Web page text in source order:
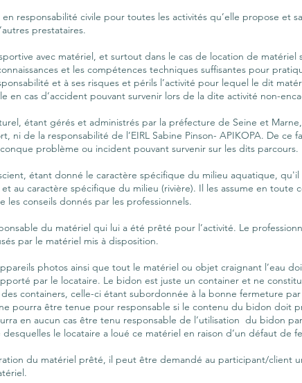
en responsabilité civile pour toutes les activités qu’elle propose
prestataires.
avec matériel, et surtout dans le cas de location de
et les compétences techniques suffisantes pour
et à ses risques et périls l’activité pour lequel le dit
en cas d’accident pouvant survenir lors de la dite activité non-
étant gérés et administrés par la préfecture de Seine et
ni de la responsabilité de l’EIRL Sabine Pinson- APIKOPA. De ce
problème ou incident pouvant survenir sur les dits parcours.
étant donné le caractère spécifique du milieu aquatique,
au caractère spécifique du milieu (rivière). Il les assume en toute
les conseils donnés par les professionnels.
du matériel qui lui a été prêté pour l’activité. Le
par le matériel mis à disposition.
photos ainsi que tout le matériel ou objet craignant l’eau
par le locataire. Le bidon est juste un container et ne
containers, celle-ci étant subordonnée à la bonne fermeture
pourra être tenue pour responsable si le contenu du bidon doit
en aucun cas être tenu responsable de l’utilisation du bidon
le locataire a loué ce matériel en raison d’un défaut de
du matériel prêté, il peut être demandé au participant/client